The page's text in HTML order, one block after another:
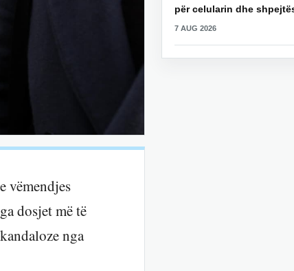
vëmendjes
dosjet më të
nga
për celularin dhe
7 AUG 2026